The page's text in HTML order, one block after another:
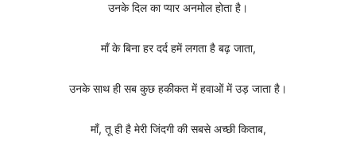
उनके दिल का प्यार अनमोल होता है।
माँ के बिना हर दर्द हमें लगता है बढ़ जाता,
उनके साथ ही सब कुछ हकीकत में हवाओं में उड़ जाता है।
माँ, तू ही है मेरी जिंदगी की सबसे अच्छी किताब,